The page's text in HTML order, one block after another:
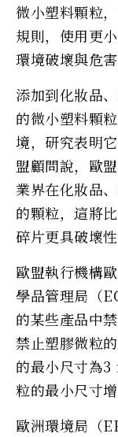
微小塑料顆粒
規則，使用更
環境破壞與危害
添加到化妝品
的微小塑料顆
境，研究表明
盟顧問說，歐
業界在化妝品
的顆粒，這將
碎片更具破壞性
歐盟執行機構
學品管理局（
的某些產品中
禁止塑膠微粒
的最小尺寸為
粒的最小尺寸
歐洲環境局（